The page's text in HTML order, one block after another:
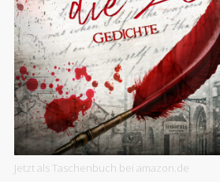
Jetzt als Taschenbuch bei amazon.de